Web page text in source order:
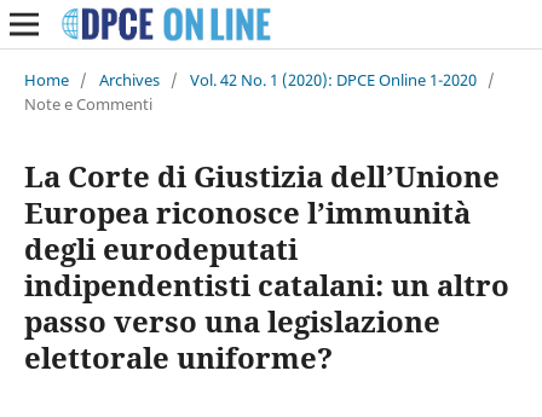
Home / Archives / Vol. 42 No. 1 (2020): DPCE Online 1-2020 /
Note e Commenti
La Corte di Giustizia dell’Unione
Europea riconosce l’immunità
degli eurodeputati
indipendentisti catalani: un altro
passo verso una legislazione
elettorale uniforme?